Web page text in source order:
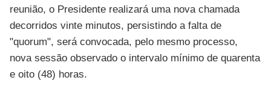
reunião, o Presidente realizará uma nova chamada
decorridos vinte minutos, persistindo a falta de
"quorum", será convocada, pelo mesmo processo,
nova sessão observado o intervalo mínimo de quarenta
e oito (48) horas.